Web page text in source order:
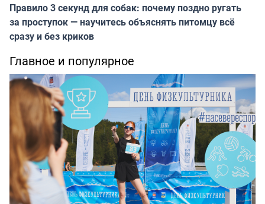
Правило 3 секунд для собак: почему поздно ругать
за проступок — научитесь объяснять питомцу всё
сразу и без криков
Главное и популярное